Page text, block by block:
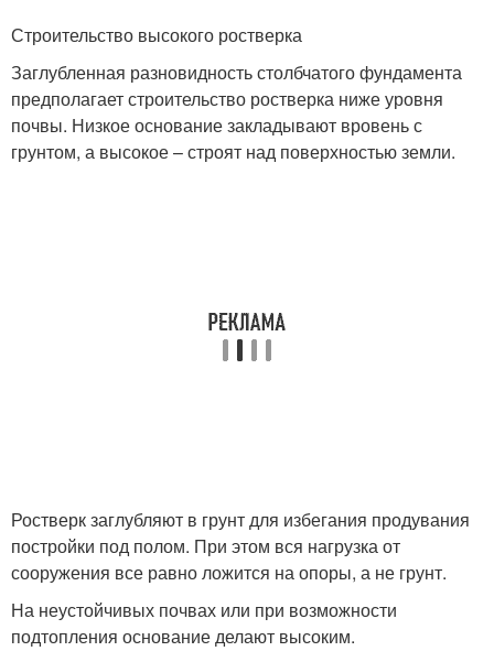
Строительство высокого ростверка
Заглубленная разновидность столбчатого фундамента
предполагает строительство ростверка ниже уровня
почвы. Низкое основание закладывают вровень с
грунтом, а высокое – строят над поверхностью земли.
Ростверк заглубляют в грунт для избегания продувания
постройки под полом. При этом вся нагрузка от
сооружения все равно ложится на опоры, а не грунт.
На неустойчивых почвах или при возможности
подтопления основание делают высоким.